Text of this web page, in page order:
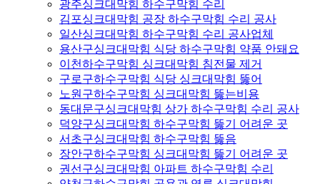
광주싱크대막힘 하수구막힘 수리
김포싱크대막힘 공장 하수구막힘 수리 공사
일산싱크대막힘 하수구막힘 수리 공사업체
용산구싱크대막힘 식당 하수구막힘 약품 안돼요
이천하수구막힘 싱크대막힘 침전물 제거
구로구하수구막힘 식당 싱크대막힘 뚫어
노원구하수구막힘 싱크대막힘 뚫는비용
동대문구싱크대막힘 상가 하수구막힘 수리 공사
덕양구싱크대막힘 하수구막힘 뚫기 어려운 곳
서초구싱크대막힘 하수구막힘 뚫음
장안구하수구막힘 싱크대막힘 뚫기 어려운 곳
권선구싱크대막힘 아파트 하수구막힘 수리